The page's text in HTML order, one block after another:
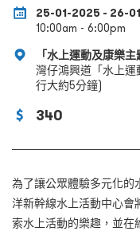
25-01-2025 - 26-
10:00am - 6:00pm
「水上運動及康樂
灣仔鴻興道「水上
行大約5分鐘)
340
為了讓公眾體驗多元化的
洋新幹線水上活動中心
索水上活動的樂趣，並在